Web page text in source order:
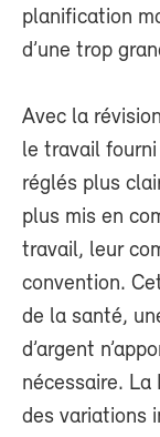
planification
d’une trop
Avec la
le travail
réglés plus
plus mis en
travail, leur
convention.
de la santé,
d’argent
nécessaire. La
des variations